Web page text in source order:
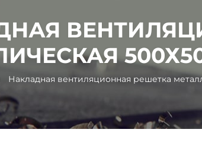
Накладная вентиляционная решетка